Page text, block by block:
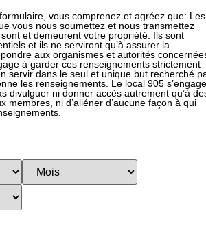
vous comprenez et agréez que: Les
vous nous soumettez et nous transmettez
et demeurent votre propriété. Ils sont
et ils ne serviront qu’à assurer la
aux organismes et autorités
à garder ces renseignements strictement
servir dans le seul et unique but recherché
les renseignements. Le local 905 s’engage
divulguer ni donner accès autrement qu’à
membres, ni d’aliéner d’aucune façon à qui